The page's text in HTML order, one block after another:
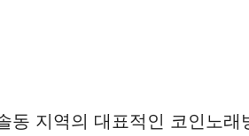
동 지역의 대표적인 코인노